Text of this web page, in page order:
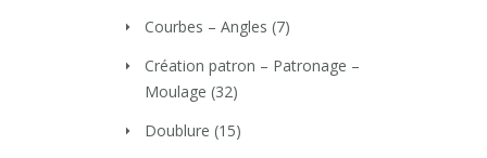
Courbes – Angles (7)
Création patron – Patronage –
Moulage (32)
Doublure (15)